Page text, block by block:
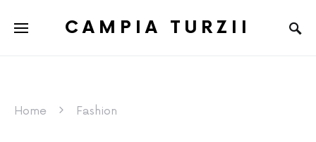
CAMPIA TURZII
Home Fashion